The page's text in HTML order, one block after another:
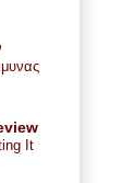
It